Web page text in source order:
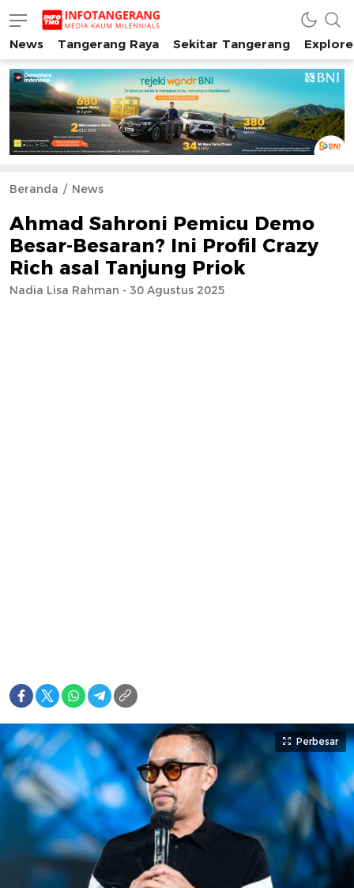
INFO TANGERANG
Media Kaum Millenials Tangerang Raya
News Tangerang Raya Sekitar Tangerang
Beranda News
Ahmad Sahroni Pemicu Demo
Besar-Besaran? Ini Profil Crazy
Rich asal Tanjung Priok
Nadia Lisa Rahman - 30 Agustus 2025
Perbesar